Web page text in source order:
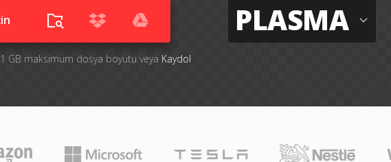
1 GB maksimum dosya boyutu veya Kaydol
PLASMA